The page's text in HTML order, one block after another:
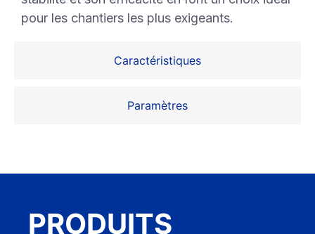
Caractéristiques
Paramètres
pour les chantiers les plus exigeants.
PRODUITS